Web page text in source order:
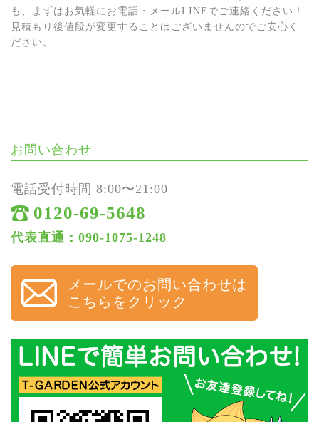
も、まずはお気軽にお電話・メールLINEでご連絡ください！
見積もり後値段が変更することはございませんのでご安心く
ださい。
お問い合わせ
電話受付時間 8:00〜21:00
0120-69-5648
代表直通：090-1075-1248
メールでのお問い合わせは
こちらをクリック